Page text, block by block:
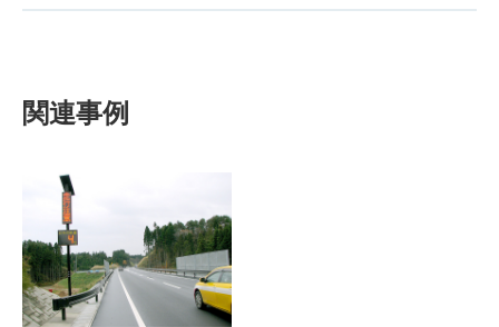
関連事例